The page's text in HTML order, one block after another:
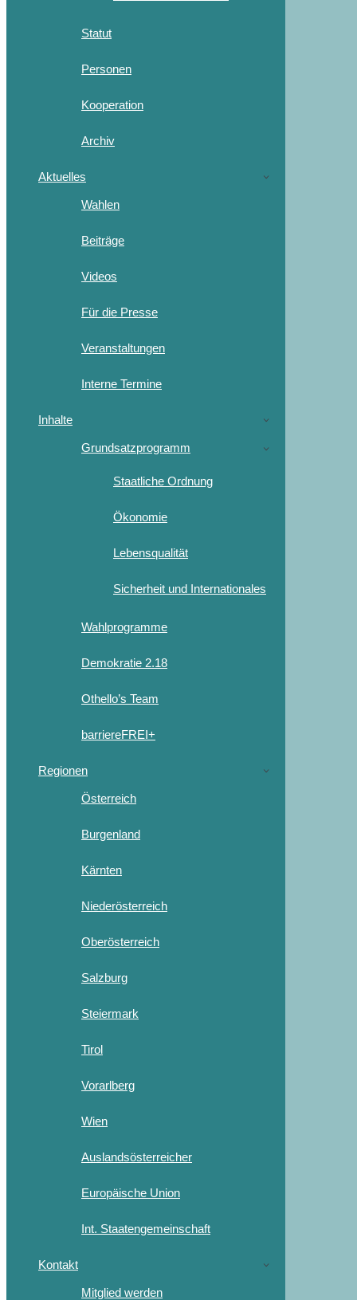
Statut
Personen
Kooperation
Archiv
Aktuelles
Wahlen
Beiträge
Videos
Für die Presse
Veranstaltungen
Interne Termine
Inhalte
Grundsatzprogramm
Staatliche Ordnung
Ökonomie
Lebensqualität
Sicherheit und Internationales
Wahlprogramme
Demokratie 2.18
Othello’s Team
barriereFREI+
Regionen
Österreich
Burgenland
Kärnten
Niederösterreich
Oberösterreich
Salzburg
Steiermark
Tirol
Vorarlberg
Wien
Auslandsösterreicher
Europäische Union
Int. Staatengemeinschaft
Kontakt
Mitglied werden